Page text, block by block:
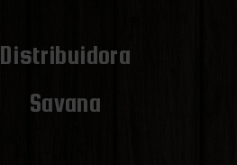
Distribuidora
Savana